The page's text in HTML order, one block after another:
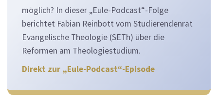
möglich? In dieser „Eule-Podcast“-Folge
berichtet Fabian Reinbott vom Studierendenrat
Evangelische Theologie (SETh) über die
Reformen am Theologiestudium.
Direkt zur „Eule-Podcast“-Episode